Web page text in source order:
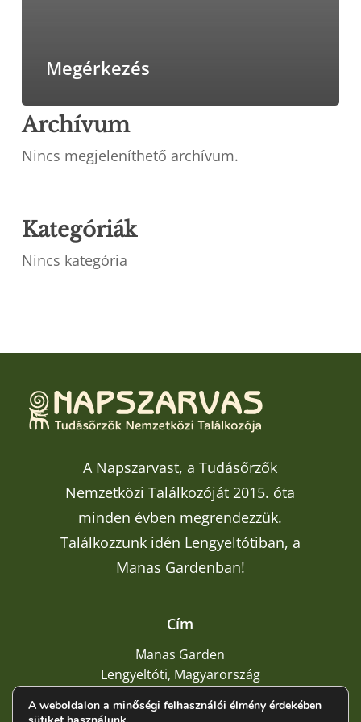
Megérkezés
Archívum
Nincs megjeleníthető archívum.
Kategóriák
Nincs kategória
A Napszarvast, a Tudásőrzők
Nemzetközi Találkozóját 2015. óta
minden évben megrendezzük.
Találkozzunk idén Lengyeltótiban, a
Manas Gardenban!
Cím
Manas Garden
Lengyeltóti, Magyarország
A weboldalon a minőségi felhasználói élmény érdekében